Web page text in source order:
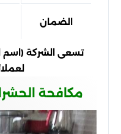
الضمان
تسعى الشركة (اسم
مكافحة